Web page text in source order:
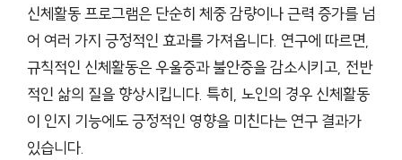
신체활동 프로그램은 단순히 체중 감량이나 근력 증가를 넘
어 여러 가지 긍정적인 효과를 가져옵니다. 연구에 따르면,
규칙적인 신체활동은 우울증과 불안증을 감소시키고, 전반
적인 삶의 질을 향상시킵니다. 특히, 노인의 경우 신체활동
이 인지 기능에도 긍정적인 영향을 미친다는 연구 결과가
있습니다.